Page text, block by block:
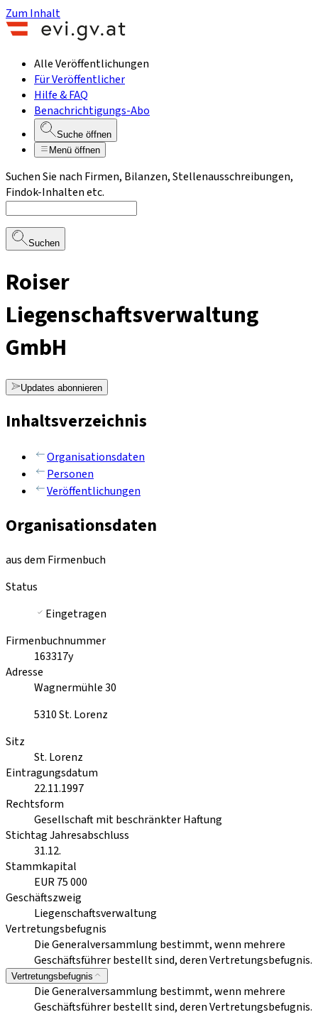
Zum Inhalt
Alle Veröffentlichungen
Für Veröffentlicher
Hilfe & FAQ
Benachrichtigungs-Abo
Suche öffnen
Menü öffnen
Suchen Sie nach Firmen, Bilanzen, Stellenausschreibungen,
Findok-Inhalten etc.
Suchen
Roiser
Liegenschaftsverwaltung
GmbH
Updates abonnieren
Inhaltsverzeichnis
Organisationsdaten
Personen
Veröffentlichungen
Organisationsdaten
aus dem Firmenbuch
Status
Eingetragen
Firmenbuchnummer
163317y
Adresse
Wagnermühle 30
5310St. Lorenz
Sitz
St. Lorenz
Eintragungsdatum
22.11.1997
Rechtsform
Gesellschaft mit beschränkter Haftung
Stichtag Jahresabschluss
31.12.
Stammkapital
EUR 75 000
Geschäftszweig
Liegenschaftsverwaltung
Vertretungsbefugnis
Die Generalversammlung bestimmt, wenn mehrere
Geschäftsführer bestellt sind, deren Vertretungsbefugnis.
Vertretungsbefugnis
Die Generalversammlung bestimmt, wenn mehrere
Geschäftsführer bestellt sind, deren Vertretungsbefugnis.